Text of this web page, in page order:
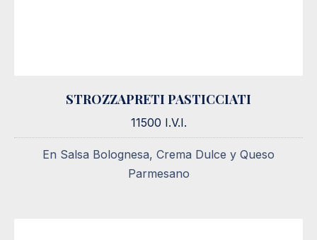
11500 I.V.I.
STROZZAPRETI PASTICCIATI
11500 I.V.I.
En Salsa Bolognesa, Crema Dulce y Queso
Parmesano